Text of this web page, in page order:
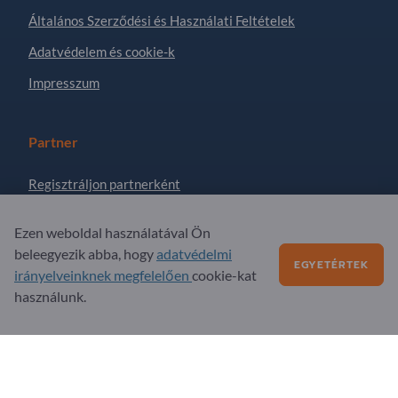
Általános Szerződési és Használati Feltételek
Adatvédelem és cookie-k
Impresszum
Partner
Regisztráljon partnerként
Kérdések?
Ezen weboldal használatával Ön
beleegyezik abba, hogy adatvédelmi
irányelveinknek megfelelően cookie-kat
használunk.
EGYETÉRTEK